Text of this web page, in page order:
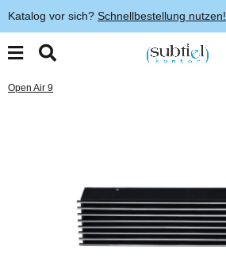
Katalog vor sich? Schnellbestellung nutzen!
Open Air 9